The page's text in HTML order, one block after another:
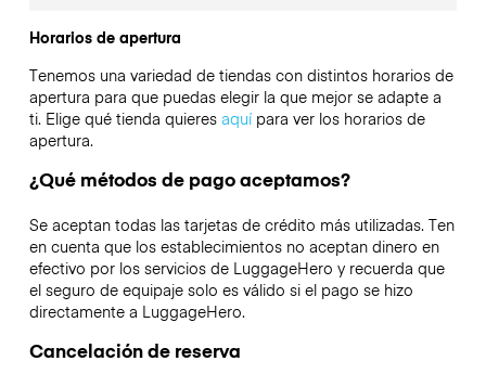
Horarios de apertura
Tenemos una variedad de tiendas con distintos horarios de
apertura para que puedas elegir la que mejor se adapte a
ti. Elige qué tienda quieres aquípara ver los horarios de
apertura.
¿Qué métodos de pago aceptamos?
Se aceptan todas las tarjetas de crédito más utilizadas. Ten
en cuenta que los establecimientos no aceptan dinero en
efectivo por los servicios de LuggageHero y recuerda que
el seguro de equipaje solo es válido si el pago se hizo
directamente a LuggageHero.
Cancelación de reserva